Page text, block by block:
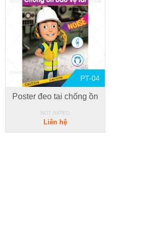
PT-04
Poster đeo tai chống ồn
NOT RATED
Liên hệ